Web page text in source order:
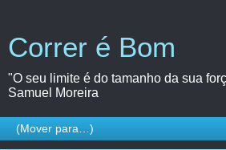
Correr é Bom
"O seu limite é do tamanho da sua
Samuel Moreira